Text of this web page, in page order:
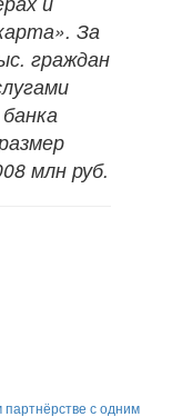
За
граждан
млн руб.
партнёрстве с одним